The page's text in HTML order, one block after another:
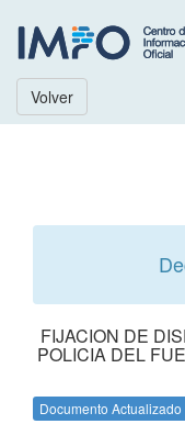
Volver
FIJACION DE
POLICIA DEL
Documento Actualizado